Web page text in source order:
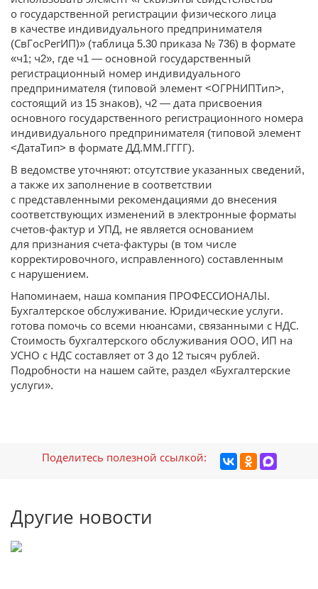
о государственной регистрации физического лица
в качестве индивидуального предпринимателя
(СвГосРегИП)» (таблица 5.30 приказа № 736) в формате
«ч1; ч2», где ч1 — основной государственный
регистрационный номер индивидуального
предпринимателя (типовой элемент <ОГРНИПТип>,
состоящий из 15 знаков), ч2 — дата присвоения
основного государственного регистрационного номера
индивидуального предпринимателя (типовой элемент
<ДатаТип> в формате ДД.ММ.ГГГГ).
В ведомстве уточняют: отсутствие указанных сведений,
а также их заполнение в соответствии
с представленными рекомендациями до внесения
соответствующих изменений в электронные форматы
счетов-фактур и УПД, не является основанием
для признания счета-фактуры (в том числе
корректировочного, исправленного) составленным
с нарушением.
Напоминаем, наша компания ПРОФЕССИОНАЛЫ.
Бухгалтерское обслуживание. Юридические услуги.
готова помочь со всеми нюансами, связанными с НДС.
Стоимость бухгалтерского обслуживания ООО, ИП на
УСНО с НДС составляет от 3 до 12 тысяч рублей.
Подробности на нашем сайте, раздел «Бухгалтерские
услуги».
Поделитесь полезной ссылкой:
Другие новости